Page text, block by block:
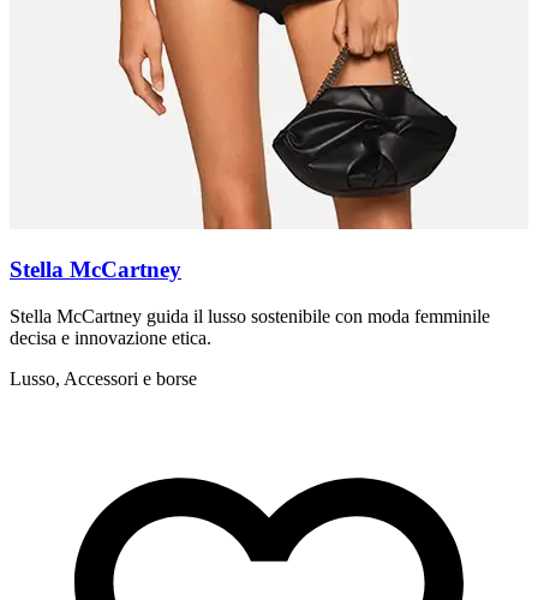
Stella McCartney
Stella McCartney guida il lusso sostenibile con moda femminile
decisa e innovazione etica.
Lusso, Accessori e borse